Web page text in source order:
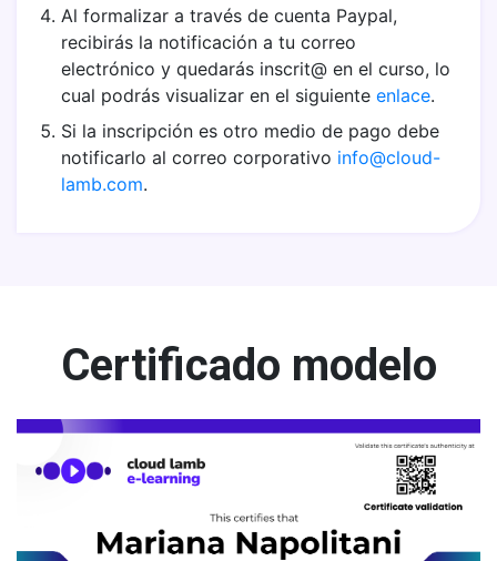
Al formalizar a través de cuenta Paypal,
recibirás la notificación a tu correo
electrónico y quedarás inscrit@ en el curso, lo
cual podrás visualizar en el siguiente enlace.
Si la inscripción es otro medio de pago debe
notificarlo al correo corporativo info@cloud-
lamb.com.
Certificado modelo